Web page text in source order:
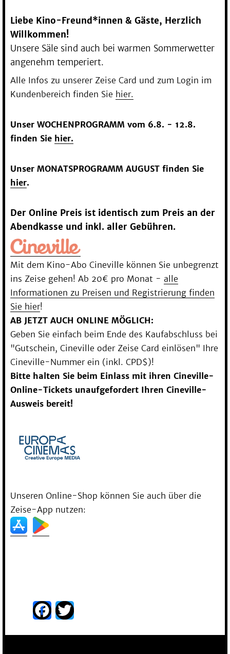
Liebe Kino-Freund*innen & Gäste, Herzlich
Willkommen!
Unsere Säle sind auch bei warmen Sommerwetter
angenehm temperiert.
Alle Infos zu unserer Zeise Card und zum Login im
Kundenbereich finden Sie hier.
Unser WOCHENPROGRAMM vom 6.8. - 12.8.
finden Sie hier.
Unser MONATSPROGRAMM AUGUST finden Sie
hier.
Der Online Preis ist identisch zum Preis an der
Abendkasse und inkl. aller Gebühren.
Mit dem Kino-Abo Cineville können Sie unbegrenzt
ins Zeise gehen! Ab 20€ pro Monat - alle
Informationen zu Preisen und Registrierung finden
Sie hier!
AB JETZT AUCH ONLINE MÖGLICH:
Geben Sie einfach beim Ende des Kaufabschluss bei
"Gutschein, Cineville oder Zeise Card einlösen" Ihre
Cineville-Nummer ein (inkl. CPD$)!
Bitte halten Sie beim Einlass mit ihren Cineville-
Online-Tickets unaufgefordert Ihren Cineville-
Ausweis bereit!
Unseren Online-Shop können Sie auch über die
Zeise-App nutzen:
Facebook